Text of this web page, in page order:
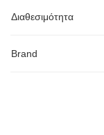
Διαθεσιμότητα
Brand